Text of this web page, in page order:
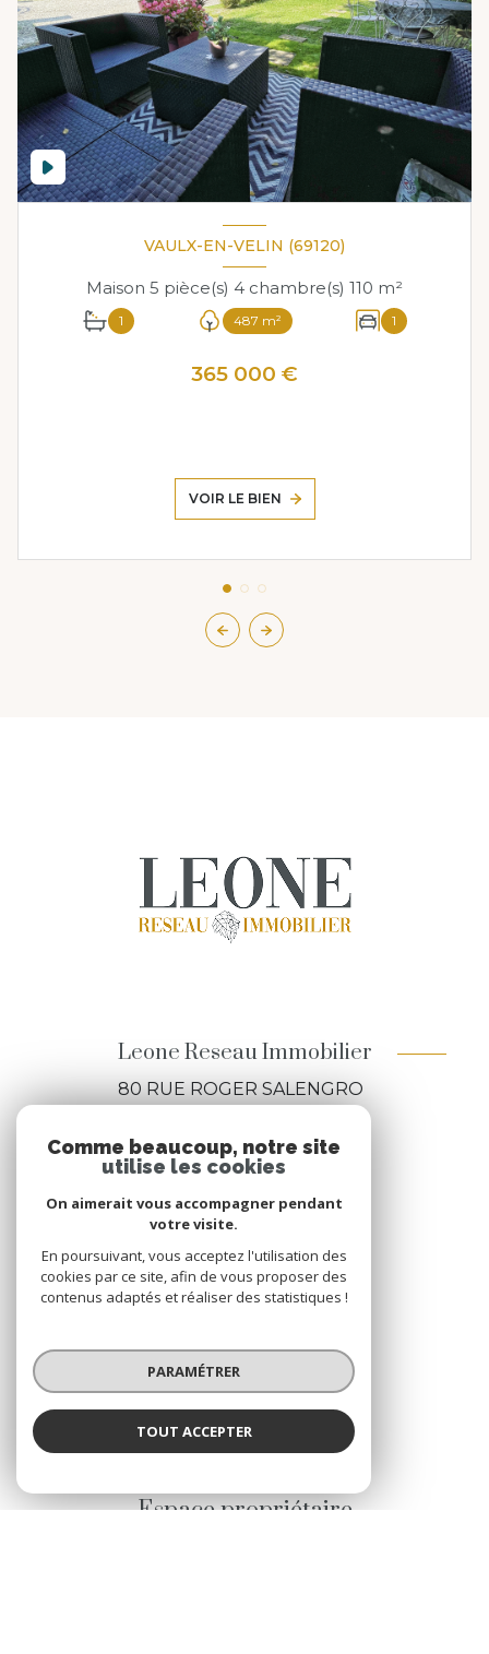
VAULX-EN-VELIN (69120)
Maison 5 pièce(s) 4 chambre(s) 110 m²
1 487 m² 1
365 000 €
VOIR LE BIEN
Leone Reseau Immobilier
80 RUE ROGER SALENGRO
04 84 88 89 89
NOS RÉSEAUX
Espace propriétaire
Comme beaucoup, notre site
utilise les cookies
On aimerait vous accompagner pendant
votre visite.
En poursuivant, vous acceptez l'utilisation des
cookies par ce site, afin de vous proposer des
contenus adaptés et réaliser des statistiques !
PARAMÉTRER
TOUT ACCEPTER